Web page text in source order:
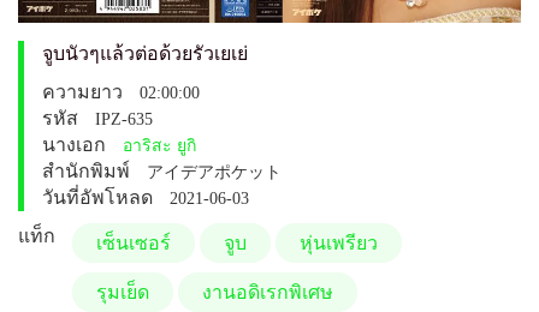
จูบนัวๆแล้วต่อด้วยรัวเยเย่
ความยาว
02:00:00
รหัส IPZ-635
นางเอก อาริสะ ยูกิ
สำนักพิมพ์ アイデアポケット
วันที่อัพโหลด 2021-06-03
แท็ก เซ็นเซอร์ จูบ หุ่นเพรียว
รุมเย็ด งานอดิเรกพิเศษ